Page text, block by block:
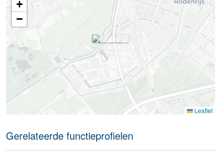
+
−
Leaflet
Gerelateerde functieprofielen